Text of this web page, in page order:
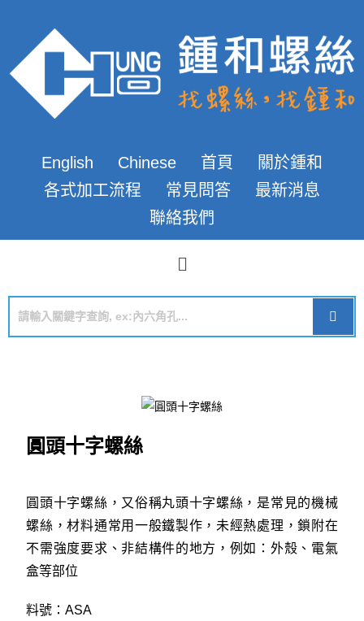
English Chinese 首頁
關於鍾和
各式加工流程
常見問答
最新消息
聯絡我們
圓頭十字螺絲
圓頭十字螺絲，又俗稱丸頭十字螺絲，是常見的機械
螺絲，材料通常用一般鐵製作，未經熱處理，鎖附在
不需強度要求、非結構件的地方，例如：外殼、電氣
盒等部位
料號：ASA